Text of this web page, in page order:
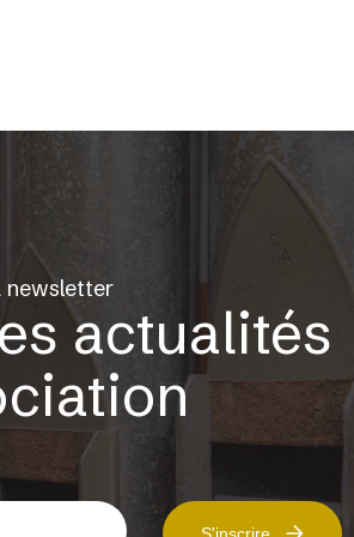
newsletter
actualités